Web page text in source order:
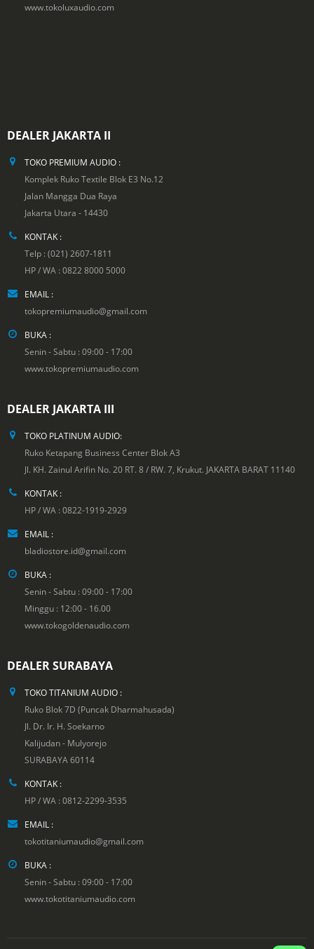
www.tokoluxaudio.com
DEALER JAKARTA II
TOKO PREMIUM AUDIO :
Komplek Ruko Textile Blok E3 No.12
Jalan Mangga Dua Raya
Jakarta Utara - 14430
KONTAK :
Telp : (021) 2607-1811
HP / WA : 0822 8000 5000
EMAIL :
tokopremiumaudio@gmail.com
BUKA :
Senin - Sabtu : 09:00 - 17:00
www.tokopremiumaudio.com
DEALER JAKARTA III
TOKO PLATINUM AUDIO:
Ruko Ketapang Business Center Blok A3
Jl. KH. Zainul Arifin No. 20 RT. 8 / RW. 7, Krukut. JAKARTA BARAT 11140
KONTAK :
HP / WA : 0822-1919-2929
EMAIL :
bladiostore.id@gmail.com
BUKA :
Senin - Sabtu : 09:00 - 17:00
Minggu : 12:00 - 16.00
www.tokogoldenaudio.com
DEALER SURABAYA
TOKO TITANIUM AUDIO :
Ruko Blok 7D (Puncak Dharmahusada)
Jl. Dr. Ir. H. Soekarno
Kalijudan - Mulyorejo
SURABAYA 60114
KONTAK :
HP / WA : 0812-2299-3535
EMAIL :
tokotitaniumaudio@gmail.com
BUKA :
Senin - Sabtu : 09:00 - 17:00
www.tokotitaniumaudio.com